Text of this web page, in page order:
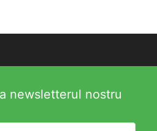
newsletterul nostru